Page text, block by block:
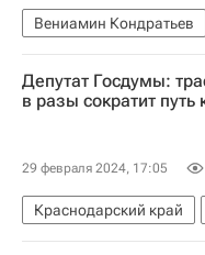
Вениамин Кондратьев
Россия
Владимир
Дороги
Депутат Госдумы:
в разы сократит
29 февраля 2024, 17:05
Краснодарский край
Госдума РФ